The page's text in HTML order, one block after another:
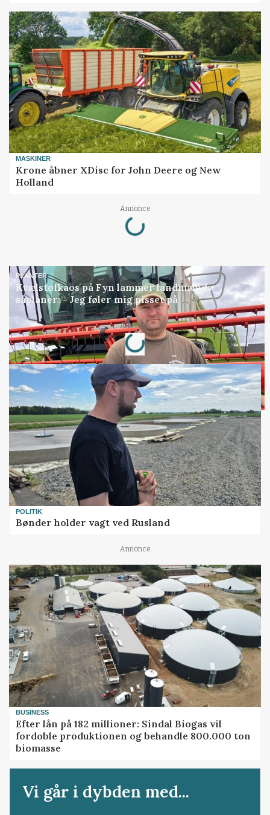
MASKINER
Krone åbner XDisc for John Deere og New
Holland
Annonce
Loading...
PLANTER
Kvælstofkaos på Fyn lammer landmænds
såplaner: - Jeg føler mig pisset på
Annonce
Loading...
POLITIK
Bønder holder vagt ved Rusland
Annonce
BUSINESS
Efter lån på 182 millioner: Sindal Biogas vil
fordoble produktionen og behandle 800.000 ton
biomasse
Vi går i dybden med...